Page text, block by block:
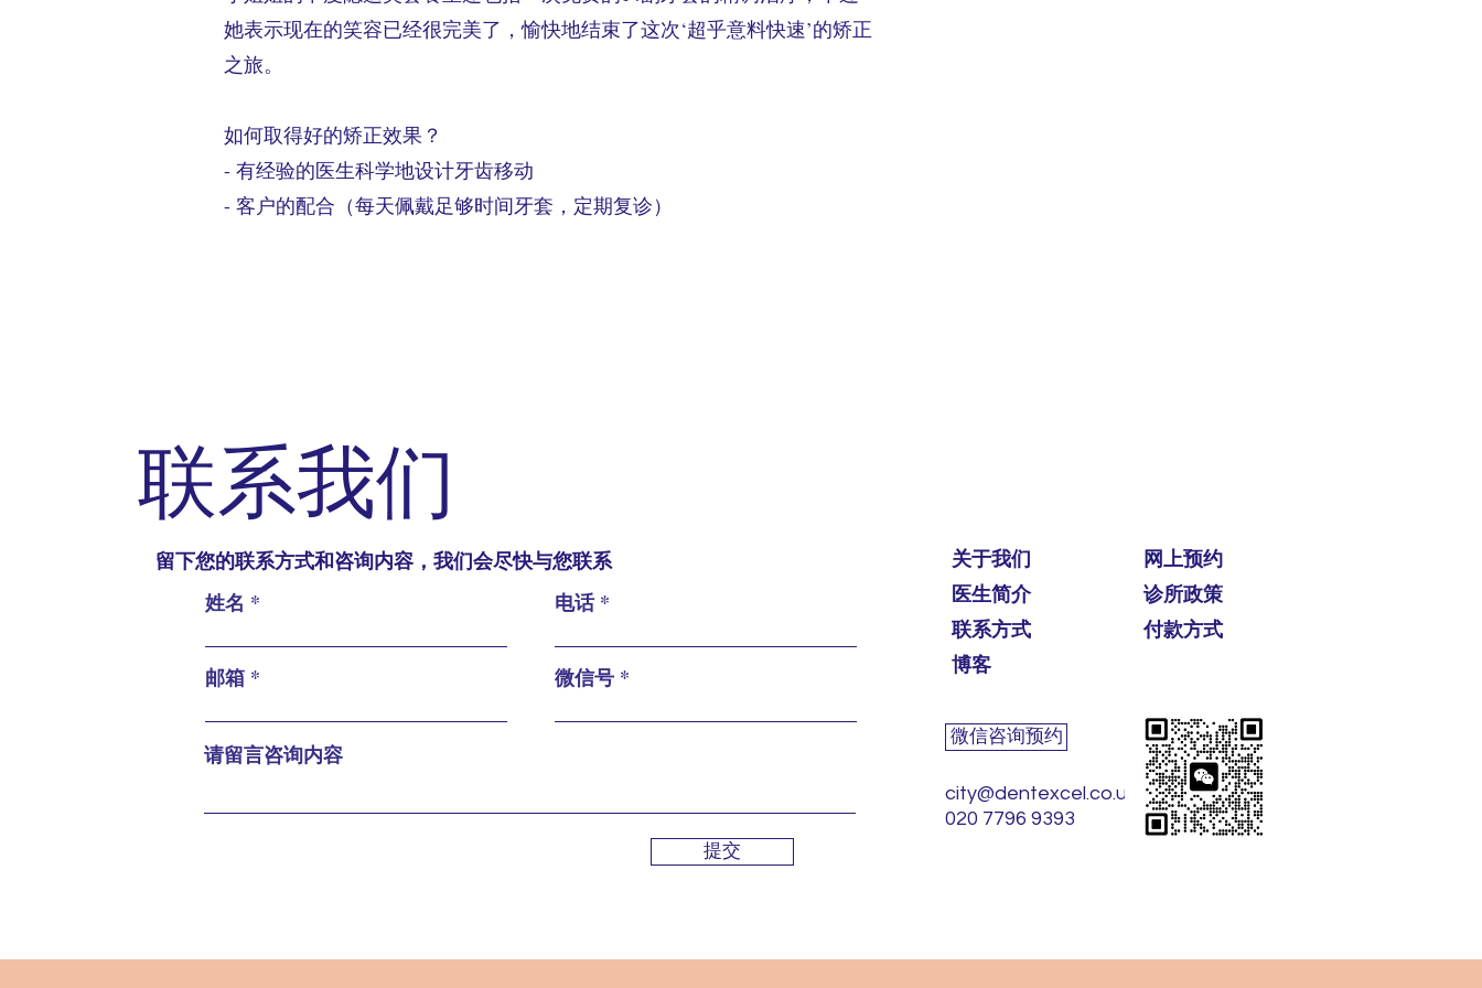
她表示现在的笑容已经很完美了，愉快地结束了这次‘超乎意料快速’的矫正
之旅。
如何取得好的矫正效果？
- 有经验的医生科学地设计牙齿移动
- 客户的配合（每天佩戴足够时间牙套，定期复诊）
​联系我们
留下您的联系方式和咨询内容，我们会尽快与您联系
姓名
邮箱
电话
微信号
请留言咨询内容
提交
关于我们
医生简介
联系方式
博客
微信咨询预约
city@dentexcel.co.uk
020 7796 9393
网上预约
​诊所政策
付款方式